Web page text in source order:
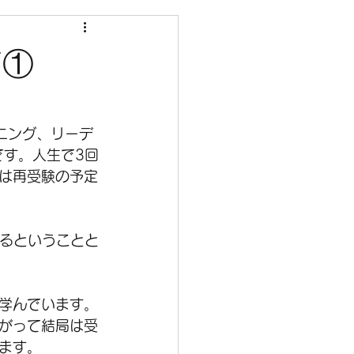
①
ング、リーデ
。人生で3回
再受験の予定
ということと
んでいます。
って結局は受
す。